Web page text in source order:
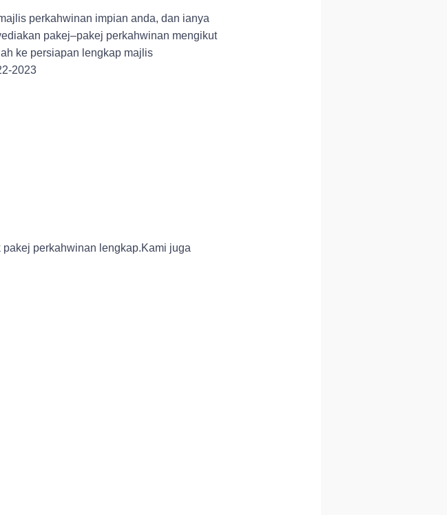
perkahwinan impian anda, dan ianya
pakej–pakej perkahwinan mengikut
ke persiapan lengkap majlis
2023
perkahwinan lengkap.Kami juga